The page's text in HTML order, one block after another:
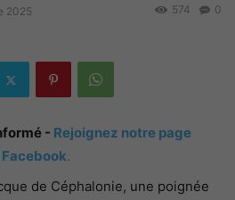
2025 0
574
- Rejoignez notre page
Facebook.
de Céphalonie, une poignée